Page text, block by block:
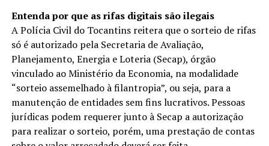
Entenda por que as rifas digitais são ilegais
A Polícia Civil do Tocantins reitera que o sorteio de rifas
só é autorizado pela Secretaria de Avaliação,
Planejamento, Energia e Loteria (Secap), órgão
vinculado ao Ministério da Economia, na modalidade
“sorteio assemelhado à filantropia”, ou seja, para a
manutenção de entidades sem fins lucrativos. Pessoas
jurídicas podem requerer junto à Secap a autorização
para realizar o sorteio, porém, uma prestação de contas